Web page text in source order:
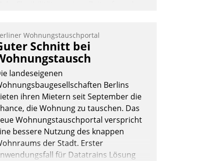
von Datatrain. Die meravis
und Immobilien GmbH
sich dabei für den Betrieb der Lösung
die SAP Cloud Platform entschieden
erstes Unternehmen am
Andreas Lerchner
Wohnungstauschportal
Schnitt bei
landeseigenen
Berlins
ihren Mietern seit September die
die Wohnung zu tauschen. Das
Wohnungstauschportal verspricht
bessere Nutzung des knappen
der Stadt. Erster
für Datatrains Lösung